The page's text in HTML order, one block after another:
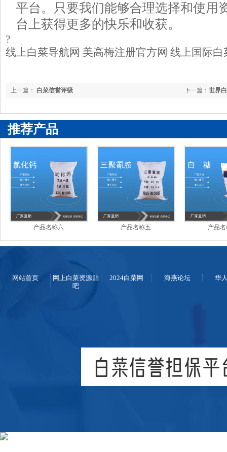
平台。只要我们能够合理选择和使用
台上获得更多的快乐和收获。
?
线上白菜导航网 美高梅注册官方网 线上国际白
下一篇： 世界
上一篇： 白菜信誉评级
推荐产品
产品名称六 产品名称五 产品
网站首页
网上白菜资源贴
吧
2024白菜网 海燕论坛 华